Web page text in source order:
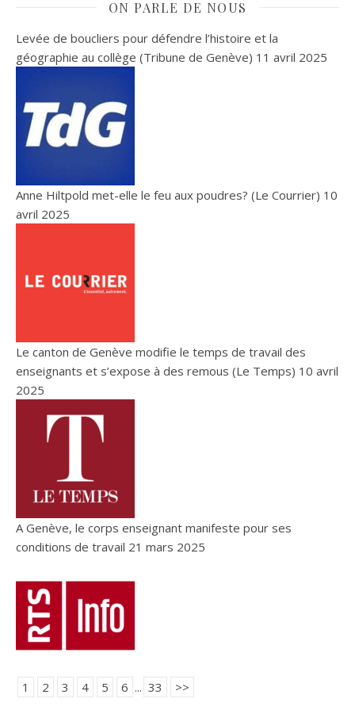
ON PARLE DE NOUS
Levée de boucliers pour défendre l’histoire et la
géographie au collège (Tribune de Genève) 11 avril 2025
Anne Hiltpold met-elle le feu aux poudres? (Le Courrier) 10
avril 2025
Le canton de Genève modifie le temps de travail des
enseignants et s’expose à des remous (Le Temps) 10 avril
2025
A Genève, le corps enseignant manifeste pour ses
conditions de travail 21 mars 2025
1 2 3 4 5 6 ... 33 >>